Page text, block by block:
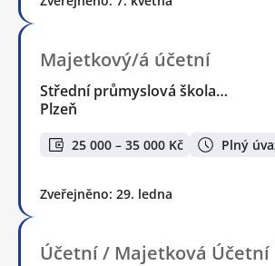
Majetkový/á účetní
Střední průmyslová škola…
Plzeň
25 000 – 35 000 Kč Plný
Zveřejněno: 29. ledna
Účetní / Majetková Účetní